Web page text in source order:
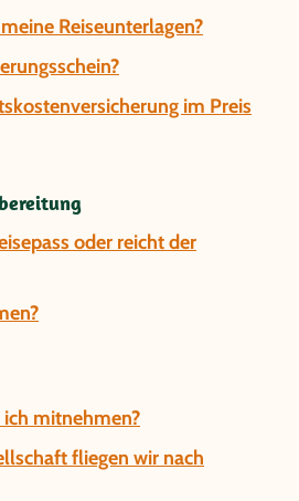
Reiseunterlagen?
im Preis
oder reicht der
mitnehmen?
fliegen wir nach